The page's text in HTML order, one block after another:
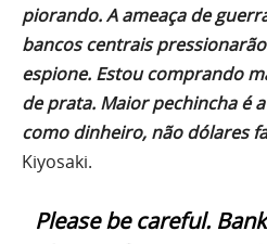
piorando. A ameaça de
bancos centrais
espione. Estou comprando
de prata. Maior pechincha é
como dinheiro, não dólares
Kiyosaki.
Please be careful.